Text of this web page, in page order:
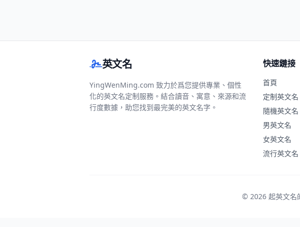
英文名
YingWenMing.com 致力於爲您提供專業、個性
化的英文名定制服務。結合讀音、寓意、來源和流
行度數據，助您找到最完美的英文名字。
快速鏈接
首頁
定制英文名
隨機英文名
男英文名
女英文名
流行英文名
© 2026 起英文名